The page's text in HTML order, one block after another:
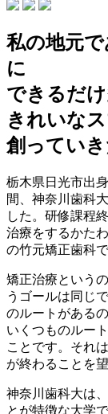
私の地元
に
できるだ
きれいな
創ってい
栃木県日光市出
間、神奈川歯科
した。研修課程
治療をするかた
の竹元矯正歯科
矯正治療という
うゴールは同じ
のルートがあるの
いくつものルー
ことです。 それ
が終わることを
神奈川歯科大は
とが特徴な大学